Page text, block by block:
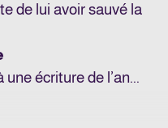
de lui avoir sauvé la
écriture de l’an...